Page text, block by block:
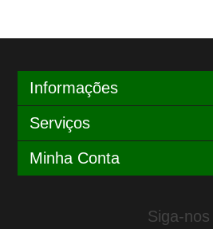
Informações
Serviços
Minha Conta
Siga-nos